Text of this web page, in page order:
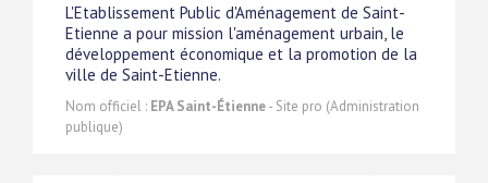
L'Etablissement Public d'Aménagement de Saint-
Etienne a pour mission l'aménagement urbain, le
développement économique et la promotion de la
ville de Saint-Etienne.
Nom officiel : EPA Saint-Étienne- Site pro (Administration
publique)